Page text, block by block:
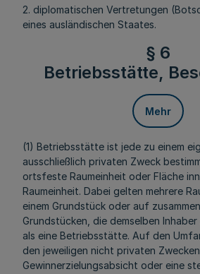
2. diplomatischen Vertretungen
eines ausländischen Staates.
§ 6
Betriebsstätte,
Mehr
(1) Betriebsstätte ist jede zu einem
ausschließlich privaten Zweck
ortsfeste Raumeinheit oder Fläche
Raumeinheit. Dabei gelten mehrere
einem Grundstück oder auf
Grundstücken, die demselben Inhaber
als eine Betriebsstätte. Auf den
den jeweiligen nicht privaten
Gewinnerzielungsabsicht oder eine